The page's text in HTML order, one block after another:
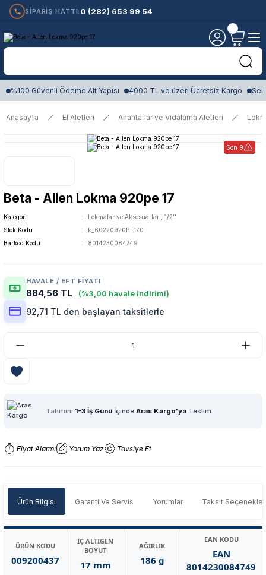
SİPARİŞ HATTI: 0 (282) 653 99 54
%100 Güvenli Ödeme Alt Yapısı 4000 TL ve üzeri Ücretsiz Kargo
Anasayfa El Aletleri Anahtarlar ve Vidalama Aletleri
Son 9
Beta - Allen Lokma 920pe 17
Kategori
Lokmalar ve Aksesuarları, 1/2''
Stok Kodu
k_60220920PE170
Barkod Kodu
8014230084749
HAVALE / EFT FIYATI
884,56 TL (%3,00 havale indirimi)
92,71 TL den başlayan taksitlerle
Tahmini 1-3 İş Günü İçinde Aras Kargo'ya Teslim
Fiyat Alarmı Yorum Yaz Tavsiye Et
Ürün Bilgisi Garanti Ve Servis Yorumlar Taksit
ÜRÜN KODU
009200437
İÇ ALTIGEN
BOYUT
17 mm
AĞIRLIK
186 g
EAN KODU
EAN
8014230084749